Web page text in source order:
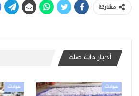
مشاركة
أخبار ذات صلة
حوادث حوادث